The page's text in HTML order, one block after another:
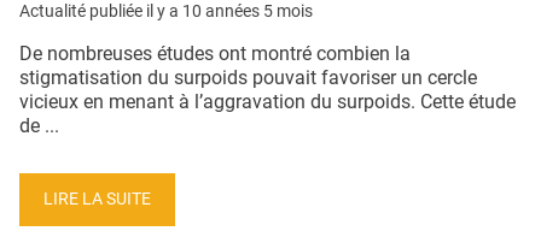
Actualité publiée il y a 10 années 5 mois
De nombreuses études ont montré combien la
stigmatisation du surpoids pouvait favoriser un cercle
vicieux en menant à l’aggravation du surpoids. Cette étude
de ...
LIRE LA SUITE